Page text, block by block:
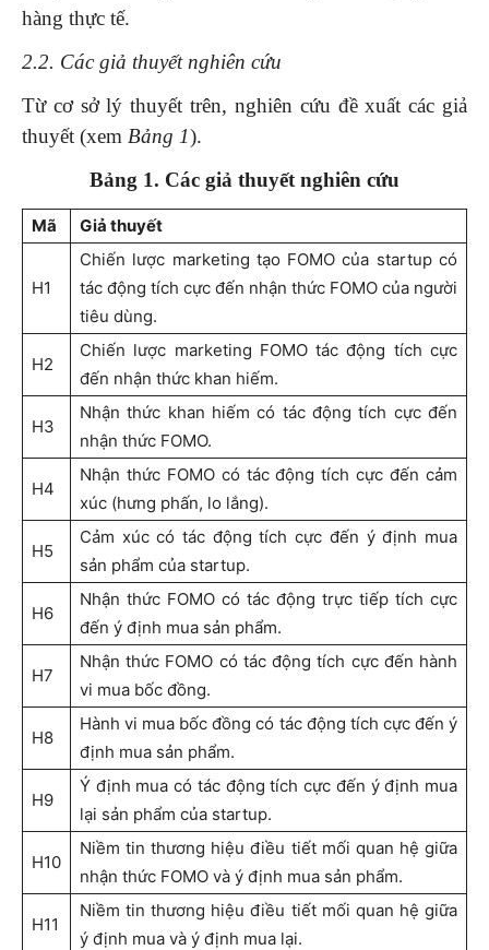
hàng thực tế.
2.2. Các giả thuyết nghiên cứu
Từ cơ sở lý thuyết trên, nghiên cứu đề xuất các giả
thuyết (xem Bảng 1).
Bảng 1. Các giả thuyết nghiên cứu
Mã Giả thuyết
H1
Chiến lược marketing tạo FOMO của startup có
tác động tích cực đến nhận thức FOMO của người
tiêu dùng.
H2
Chiến lược marketing FOMO tác động tích cực
đến nhận thức khan hiếm.
H3
Nhận thức khan hiếm có tác động tích cực đến
nhận thức FOMO.
H4
Nhận thức FOMO có tác động tích cực đến cảm
xúc (hưng phấn, lo lắng).
H5
Cảm xúc có tác động tích cực đến ý định mua
sản phẩm của startup.
H6
Nhận thức FOMO có tác động trực tiếp tích cực
đến ý định mua sản phẩm.
H7
Nhận thức FOMO có tác động tích cực đến hành
vi mua bốc đồng.
H8
Hành vi mua bốc đồng có tác động tích cực đến ý
định mua sản phẩm.
H9
Ý định mua có tác động tích cực đến ý định mua
lại sản phẩm của startup.
H10
Niềm tin thương hiệu điều tiết mối quan hệ giữa
nhận thức FOMO và ý định mua sản phẩm.
H11
Niềm tin thương hiệu điều tiết mối quan hệ giữa
ý định mua và ý định mua lại.